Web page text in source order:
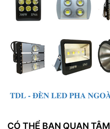
CÓ THỂ BẠN QUAN TÂM